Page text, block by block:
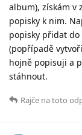
album), získám v
popisky k nim.
popisky přidat
(popřípadě
hojně popisuji a
stáhnout.
Rajče na toto